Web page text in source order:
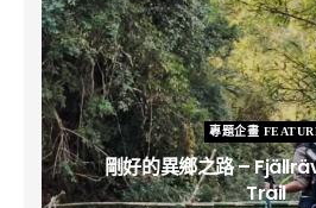
專題企畫
剛好的異鄉之路 –
Trail